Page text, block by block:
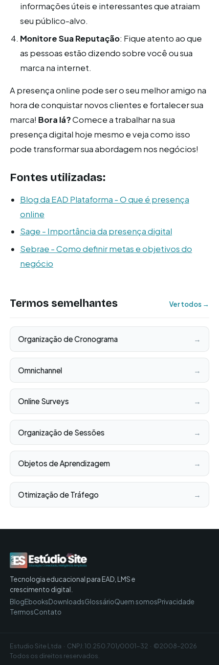
informações úteis e interessantes que atraiam
seu público-alvo.
Monitore Sua Reputação: Fique atento ao que
as pessoas estão dizendo sobre você ou sua
marca na internet.
A presença online pode ser o seu melhor amigo na
hora de conquistar novos clientes e fortalecer sua
marca! Bora lá?Comece a trabalhar na sua
presença digital hoje mesmo e veja como isso
pode transformar sua abordagem nos negócios!
Fontes utilizadas:
Blog da EAD Plataforma - O que é presença
online
Sage - Importância da presença digital
Sebrae - Como definir metas e objetivos do
negócio
Termos semelhantes Ver todos →
Organização de Cronograma →
Omnichannel →
Online Surveys →
Organização de Sessões →
Objetos de Aprendizagem →
Otimização de Tráfego →
Tecnologia educacional para EAD, LMS e
crescimento digital.
BlogEbooksDownloadsGlossárioQuem somosPrivacidade
TermosContato
Estudio Site Ltda · CNPJ: 10.250.701/0001-32 · ©2008–2026
Todos os direitos reservados.